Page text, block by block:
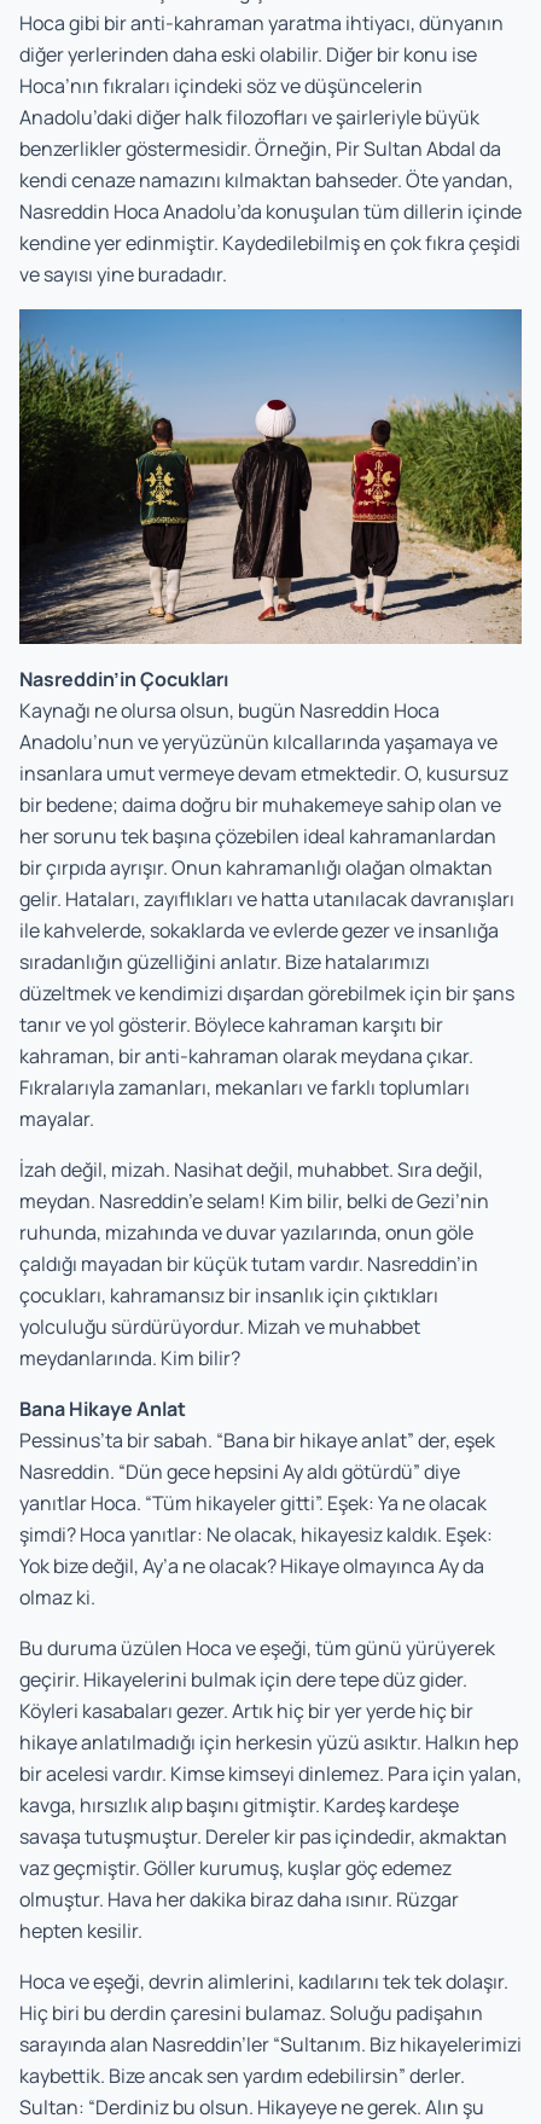
Hoca gibi bir anti-kahraman yaratma ihtiyacı, dünyanın
diğer yerlerinden daha eski olabilir. Diğer bir konu ise
Hoca’nın fıkraları içindeki söz ve düşüncelerin
Anadolu’daki diğer halk filozofları ve şairleriyle büyük
benzerlikler göstermesidir. Örneğin, Pir Sultan Abdal da
kendi cenaze namazını kılmaktan bahseder. Öte yandan,
Nasreddin Hoca Anadolu’da konuşulan tüm dillerin içinde
kendine yer edinmiştir. Kaydedilebilmiş en çok fıkra çeşidi
ve sayısı yine buradadır.
Nasreddin’in Çocukları
Kaynağı ne olursa olsun, bugün Nasreddin Hoca
Anadolu’nun ve yeryüzünün kılcallarında yaşamaya ve
insanlara umut vermeye devam etmektedir. O, kusursuz
bir bedene; daima doğru bir muhakemeye sahip olan ve
her sorunu tek başına çözebilen ideal kahramanlardan
bir çırpıda ayrışır. Onun kahramanlığı olağan olmaktan
gelir. Hataları, zayıflıkları ve hatta utanılacak davranışları
ile kahvelerde, sokaklarda ve evlerde gezer ve insanlığa
sıradanlığın güzelliğini anlatır. Bize hatalarımızı
düzeltmek ve kendimizi dışardan görebilmek için bir şans
tanır ve yol gösterir. Böylece kahraman karşıtı bir
kahraman, bir anti-kahraman olarak meydana çıkar.
Fıkralarıyla zamanları, mekanları ve farklı toplumları
mayalar.
İzah değil, mizah. Nasihat değil, muhabbet. Sıra değil,
meydan. Nasreddin’e selam! Kim bilir, belki de Gezi’nin
ruhunda, mizahında ve duvar yazılarında, onun göle
çaldığı mayadan bir küçük tutam vardır. Nasreddin’in
çocukları, kahramansız bir insanlık için çıktıkları
yolculuğu sürdürüyordur. Mizah ve muhabbet
meydanlarında. Kim bilir?
Bana Hikaye Anlat
Pessinus’ta bir sabah. “Bana bir hikaye anlat” der, eşek
Nasreddin. “Dün gece hepsini Ay aldı götürdü” diye
yanıtlar Hoca. “Tüm hikayeler gitti”. Eşek: Ya ne olacak
şimdi? Hoca yanıtlar: Ne olacak, hikayesiz kaldık. Eşek:
Yok bize değil, Ay’a ne olacak? Hikaye olmayınca Ay da
olmaz ki.
Bu duruma üzülen Hoca ve eşeği, tüm günü yürüyerek
geçirir. Hikayelerini bulmak için dere tepe düz gider.
Köyleri kasabaları gezer. Artık hiç bir yer yerde hiç bir
hikaye anlatılmadığı için herkesin yüzü asıktır. Halkın hep
bir acelesi vardır. Kimse kimseyi dinlemez. Para için yalan,
kavga, hırsızlık alıp başını gitmiştir. Kardeş kardeşe
savaşa tutuşmuştur. Dereler kir pas içindedir, akmaktan
vaz geçmiştir. Göller kurumuş, kuşlar göç edemez
olmuştur. Hava her dakika biraz daha ısınır. Rüzgar
hepten kesilir.
Hoca ve eşeği, devrin alimlerini, kadılarını tek tek dolaşır.
Hiç biri bu derdin çaresini bulamaz. Soluğu padişahın
sarayında alan Nasreddin’ler “Sultanım. Biz hikayelerimizi
kaybettik. Bize ancak sen yardım edebilirsin” derler.
Sultan: “Derdiniz bu olsun. Hikayeye ne gerek. Alın şu